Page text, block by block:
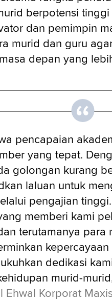
berpotensi
dan pemimpin
murid dan guru
depan yang
pencapaian
yang tepat.
golongan kurang
laluan untuk
pengajian
memberi kami
terutamanya para
dedikasi
murid-
Ehwal Korporat Maxis